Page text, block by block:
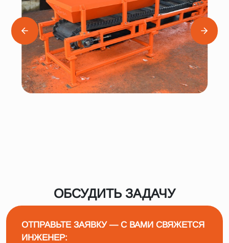
ОБСУДИТЬ ЗАДАЧУ
ОТПРАВЬТЕ ЗАЯВКУ — С ВАМИ СВЯЖЕТСЯ
ИНЖЕНЕР: